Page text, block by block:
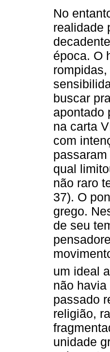
No
realidade
época. O
buscar
apontado
na carta
com
qual
não raro
37). O
grego.
de seu
um ideal
não
passado
religião,
unidade